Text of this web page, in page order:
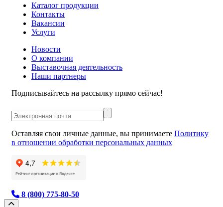
Каталог продукции
Контакты
Вакансии
Услуги
Новости
О компании
Выставочная деятельность
Наши партнеры
Подписывайтесь на рассылку прямо сейчас!
Оставляя свои личные данные, вы принимаете Политику
в отношении обработки персональных данных
8 (800) 775-80-50